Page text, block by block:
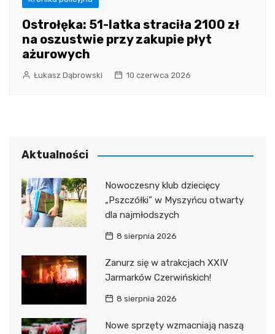
Ostrołęka: 51-latka straciła 2100 zł
na oszustwie przy zakupie płyt
ażurowych
Łukasz Dąbrowski 10 czerwca 2026
Aktualności
Nowoczesny klub dziecięcy
„Pszczółki” w Myszyńcu otwarty
dla najmłodszych
8 sierpnia 2026
Zanurz się w atrakcjach XXIV
Jarmarków Czerwińskich!
8 sierpnia 2026
Nowe sprzęty wzmacniają naszą